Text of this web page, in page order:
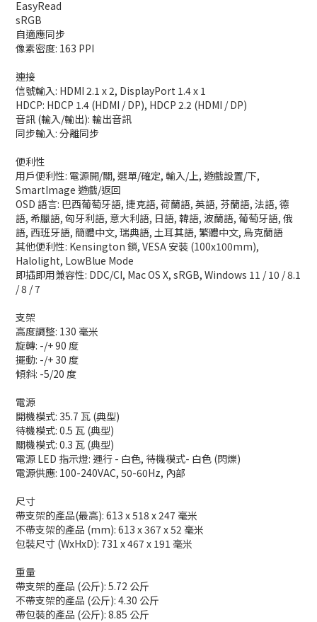
EasyRead
sRGB
自適應同步
像素密度: 163 PPI
連接
信號輸入: HDMI 2.1 x 2, DisplayPort 1.4 x 1
HDCP: HDCP 1.4 (HDMI / DP), HDCP 2.2 (HDMI / DP)
音訊 (輸入/輸出): 輸出音訊
同步輸入: 分離同步
便利性
用戶便利性: 電源開/關, 選單/確定, 輸入/上, 遊戲設置/下,
SmartImage 遊戲/返回
OSD 語言: 巴西葡萄牙語, 捷克語, 荷蘭語, 英語, 芬蘭語, 法語, 德
語, 希臘語, 匈牙利語, 意大利語, 日語, 韓語, 波蘭語, 葡萄牙語, 俄
語, 西班牙語, 簡體中文, 瑞典語, 土耳其語, 繁體中文, 烏克蘭語
其他便利性: Kensington 鎖, VESA 安裝 (100x100mm),
Halolight, LowBlue Mode
即插即用兼容性: DDC/CI, Mac OS X, sRGB, Windows 11 / 10 / 8.1
/ 8 / 7
支架
高度調整: 130 毫米
旋轉: -/+ 90 度
擺動: -/+ 30 度
傾斜: -5/20 度
電源
開機模式: 35.7 瓦 (典型)
待機模式: 0.5 瓦 (典型)
關機模式: 0.3 瓦 (典型)
電源 LED 指示燈: 運行 - 白色, 待機模式- 白色 (閃爍)
電源供應: 100-240VAC, 50-60Hz, 內部
尺寸
帶支架的產品(最高): 613 x 518 x 247 毫米
不帶支架的產品 (mm): 613 x 367 x 52 毫米
包裝尺寸 (WxHxD): 731 x 467 x 191 毫米
重量
帶支架的產品 (公斤): 5.72 公斤
不帶支架的產品 (公斤): 4.30 公斤
帶包裝的產品 (公斤): 8.85 公斤